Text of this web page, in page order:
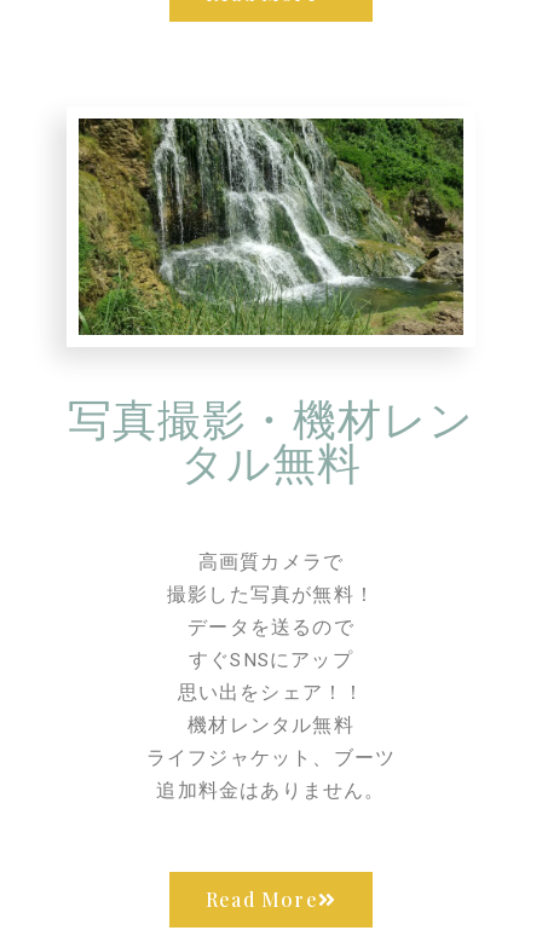
写真撮影・機材レン
タル無料
高画質カメラで
撮影した写真が無料！
データを送るので
すぐSNSにアップ
思い出をシェア！！
機材レンタル無料
ライフジャケット、ブーツ
追加料金はありません。
Read More